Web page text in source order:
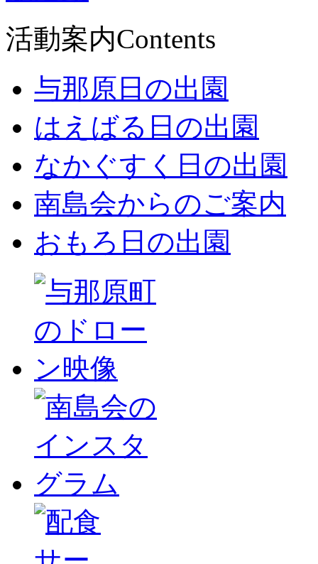
活動案内Contents
与那原日の出園
はえばる日の出園
なかぐすく日の出園
南島会からのご案内
おもろ日の出園